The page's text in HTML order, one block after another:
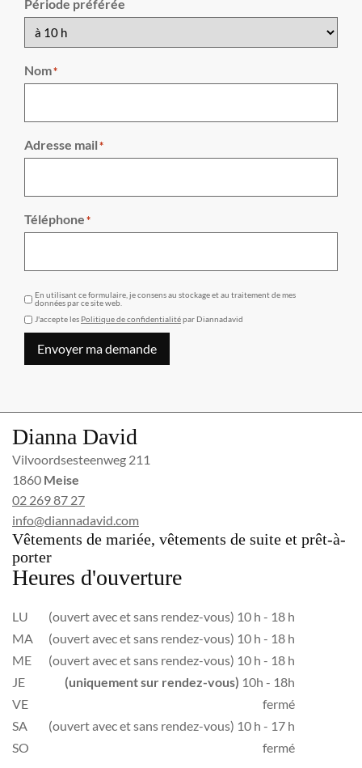
Période préférée
Nom*
Adresse mail*
Téléphone*
En utilisant ce formulaire, je consens au stockage et au traitement de mes
données par ce site web.
J'accepte les Politique de confidentialitépar Diannadavid
Envoyer ma demande
Dianna David
Vilvoordsesteenweg 211
1860 Meise
02 269 87 27
info@diannadavid.com
Vêtements de mariée, vêtements de suite et prêt-à-
porter
Heures d'ouverture
LU
(ouvert avec et sans rendez-vous) 10 h - 18 h
MA
(ouvert avec et sans rendez-vous) 10 h - 18 h
ME
(ouvert avec et sans rendez-vous) 10 h - 18 h
JE
(uniquement sur rendez-vous) 10h - 18h
VE
fermé
SA
(ouvert avec et sans rendez-vous) 10 h - 17 h
SO
fermé